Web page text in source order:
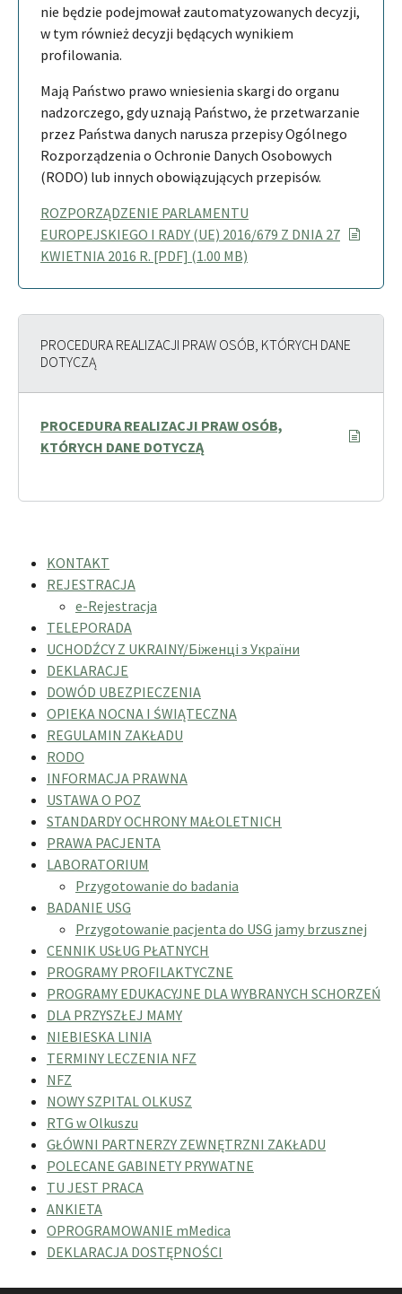
nie będzie podejmował zautomatyzowanych decyzji,
w tym również decyzji będących wynikiem
profilowania.
Mają Państwo prawo wniesienia skargi do organu
nadzorczego, gdy uznają Państwo, że przetwarzanie
przez Państwa danych narusza przepisy Ogólnego
Rozporządzenia o Ochronie Danych Osobowych
(RODO) lub innych obowiązujących przepisów.
ROZPORZĄDZENIE PARLAMENTU
EUROPEJSKIEGO I RADY (UE) 2016/679 Z DNIA 27
KWIETNIA 2016 R. [PDF] (1.00 MB)
PROCEDURA REALIZACJI PRAW OSÓB, KTÓRYCH DANE
DOTYCZĄ
PROCEDURA REALIZACJI PRAW OSÓB,
KTÓRYCH DANE DOTYCZĄ
KONTAKT
REJESTRACJA
e-Rejestracja
TELEPORADA
UCHODŹCY Z UKRAINY/Біженці з України
DEKLARACJE
DOWÓD UBEZPIECZENIA
OPIEKA NOCNA I ŚWIĄTECZNA
REGULAMIN ZAKŁADU
RODO
INFORMACJA PRAWNA
USTAWA O POZ
STANDARDY OCHRONY MAŁOLETNICH
PRAWA PACJENTA
LABORATORIUM
Przygotowanie do badania
BADANIE USG
Przygotowanie pacjenta do USG jamy brzusznej
CENNIK USŁUG PŁATNYCH
PROGRAMY PROFILAKTYCZNE
PROGRAMY EDUKACYJNE DLA WYBRANYCH SCHORZEŃ
DLA PRZYSZŁEJ MAMY
NIEBIESKA LINIA
TERMINY LECZENIA NFZ
NFZ
NOWY SZPITAL OLKUSZ
RTG w Olkuszu
GŁÓWNI PARTNERZY ZEWNĘTRZNI ZAKŁADU
POLECANE GABINETY PRYWATNE
TU JEST PRACA
ANKIETA
OPROGRAMOWANIE mMedica
DEKLARACJA DOSTĘPNOŚCI